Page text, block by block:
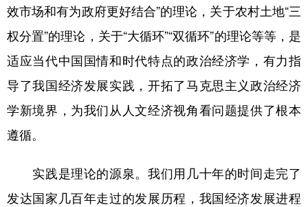
效市场和有为政府更好结合”的理论，关于农村土地“三
权分置”的理论，关于“大循环”“双循环”的理论等等，是
适应当代中国国情和时代特点的政治经济学，有力指
导了我国经济发展实践，开拓了马克思主义政治经济
学新境界，为我们从人文经济视角看问题提供了根本
遵循。
实践是理论的源泉。我们用几十年的时间走完了
发达国家几百年走过的发展历程，我国经济发展进程